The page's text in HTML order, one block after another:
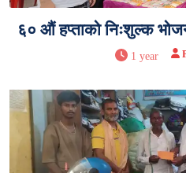
६० औं हप्ताको निःशुल्क
1 year